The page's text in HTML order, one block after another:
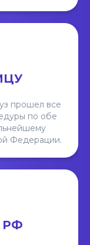
прошел все
по обе
Федерации.
РФ